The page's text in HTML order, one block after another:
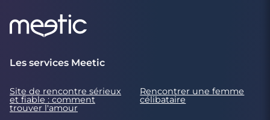
Les services Meetic
Site de rencontre sérieux
et fiable : comment
trouver l'amour
Rencontrer une femme
célibataire